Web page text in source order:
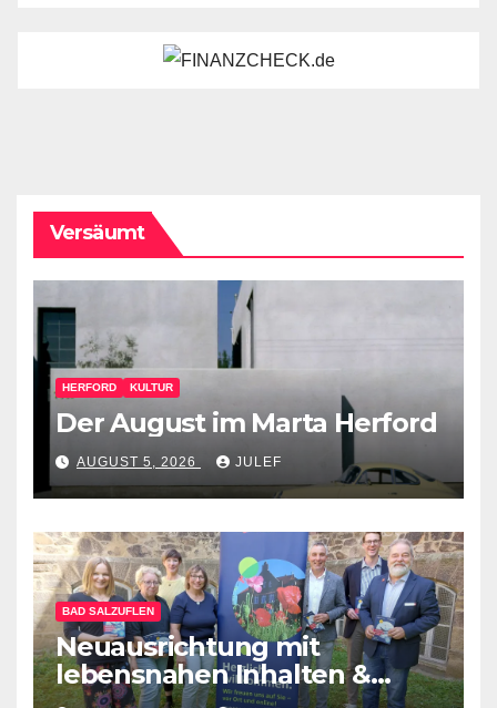
Versäumt
HERFORD KULTUR
Der August im Marta Herford
AUGUST 5, 2026 JULEF
BAD SALZUFLEN
Neuausrichtung mit
lebensnahen Inhalten &